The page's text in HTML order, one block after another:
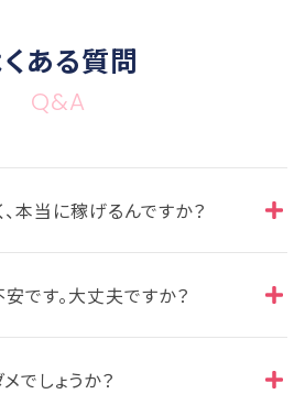
ある質問
Q&A
本当に稼げるんですか？
です。大丈夫ですか？
でしょうか？